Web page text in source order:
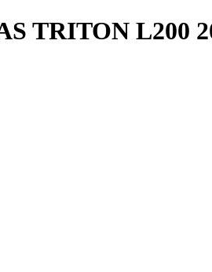
TRITON L200